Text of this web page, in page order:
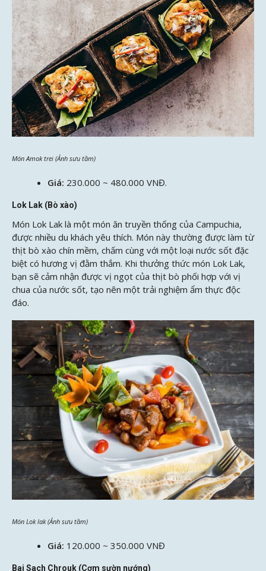
Món Amok trei (Ảnh sưu tầm)
Giá: 230.000 ~ 480.000 VNĐ.
Lok Lak (Bò xào)
Món Lok Lak là một món ăn truyền thống của Campuchia,
được nhiều du khách yêu thích. Món này thường được làm từ
thịt bò xào chín mềm, chấm cùng với một loại nước sốt đặc
biệt có hương vị đằm thắm. Khi thưởng thức món Lok Lak,
bạn sẽ cảm nhận được vị ngọt của thịt bò phối hợp với vị
chua của nước sốt, tạo nên một trải nghiệm ẩm thực độc
đáo.
Món Lok lak (Ảnh sưu tầm)
Giá: 120.000 ~ 350.000 VNĐ
Bai Sach Chrouk (Cơm sườn nướng)